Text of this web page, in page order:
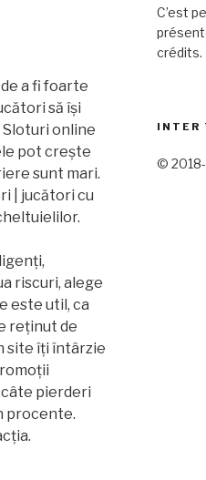
a fi foarte
să își
online
pot crește
sunt mari.
| jucători cu
riscuri, alege
este util, ca
reținut de
site îți întârzie
pierderi
procente.
C’est
crédits.
INTER
©